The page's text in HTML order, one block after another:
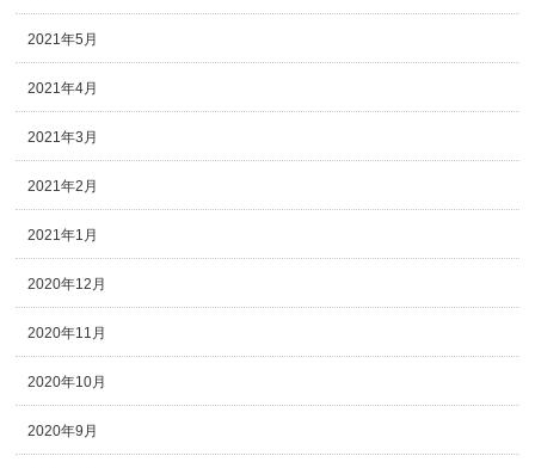
2021年5月
2021年4月
2021年3月
2021年2月
2021年1月
2020年12月
2020年11月
2020年10月
2020年9月